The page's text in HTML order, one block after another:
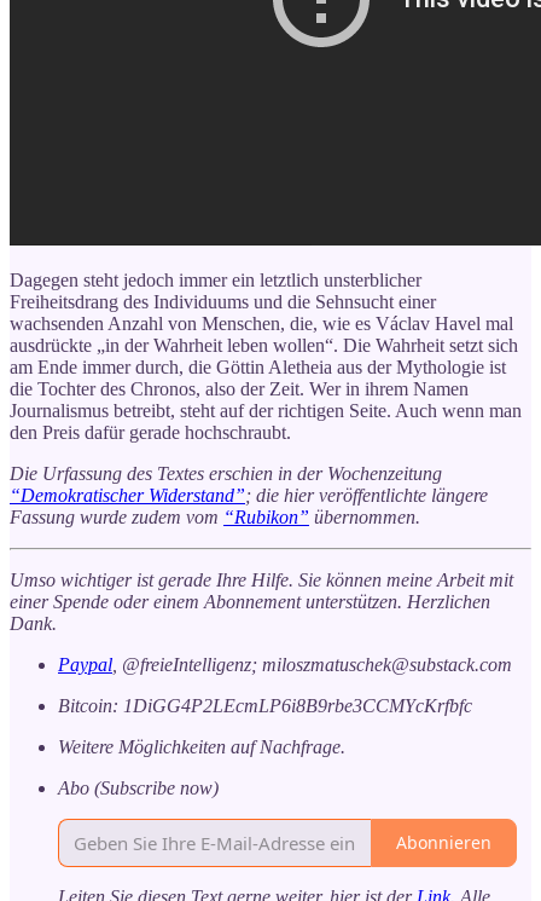
Dagegen steht jedoch immer ein letztlich unsterblicher
Freiheitsdrang des Individuums und die Sehnsucht einer
wachsenden Anzahl von Menschen, die, wie es Václav Havel mal
ausdrückte „in der Wahrheit leben wollen“. Die Wahrheit setzt sich
am Ende immer durch, die Göttin Aletheia aus der Mythologie ist
die Tochter des Chronos, also der Zeit. Wer in ihrem Namen
Journalismus betreibt, steht auf der richtigen Seite. Auch wenn man
den Preis dafür gerade hochschraubt.
Die Urfassung des Textes erschien in der Wochenzeitung
“Demokratischer Widerstand”; die hier veröffentlichte längere
Fassung wurde zudem vom “Rubikon” übernommen.
Umso wichtiger ist gerade Ihre Hilfe. Sie können meine Arbeit mit
einer Spende oder einem Abonnement unterstützen. Herzlichen
Dank.
Paypal , @freieIntelligenz; miloszmatuschek@substack.com
Bitcoin: 1DiGG4P2LEcmLP6i8B9rbe3CCMYcKrfbfc
Weitere Möglichkeiten auf Nachfrage.
Abo (Subscribe now)
Abonnieren
Leiten Sie diesen Text gerne weiter, hier ist der Link. Alle